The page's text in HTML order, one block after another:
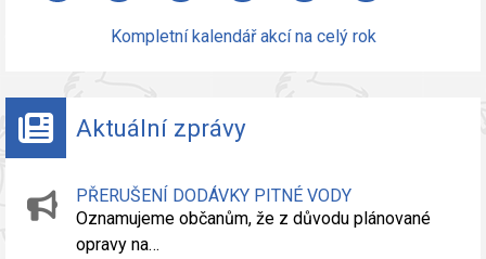
Kompletní kalendář akcí na celý rok
Aktuální zprávy
PŘERUŠENÍ DODÁVKY PITNÉ VODY
Oznamujeme občanům, že z důvodu plánované
opravy na…